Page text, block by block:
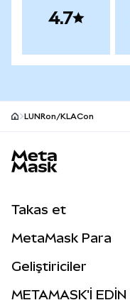
4.7
LUNRon/KLACon
Takas et
Perps
RWA'lar
MetaMask Para
Geliştiriciler
METAMASK'İ EDİN